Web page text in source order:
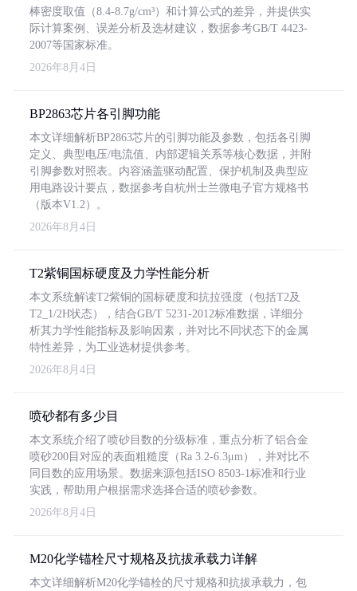
棒密度取值（8.4-8.7g/cm³）和计算公式的差异，并提供实
际计算案例、误差分析及选材建议，数据参考GB/T 4423-
2007等国家标准。
2026年8月4日
BP2863芯片各引脚功能
本文详细解析BP2863芯片的引脚功能及参数，包括各引脚
定义、典型电压/电流值、内部逻辑关系等核心数据，并附
引脚参数对照表。内容涵盖驱动配置、保护机制及典型应
用电路设计要点，数据参考自杭州士兰微电子官方规格书
（版本V1.2）。
2026年8月4日
T2紫铜国标硬度及力学性能分析
本文系统解读T2紫铜的国标硬度和抗拉强度（包括T2及
T2_1/2H状态），结合GB/T 5231-2012标准数据，详细分
析其力学性能指标及影响因素，并对比不同状态下的金属
特性差异，为工业选材提供参考。
2026年8月4日
喷砂都有多少目
本文系统介绍了喷砂目数的分级标准，重点分析了铝合金
喷砂200目对应的表面粗糙度（Ra 3.2-6.3μm），并对比不
同目数的应用场景。数据来源包括ISO 8503-1标准和行业
实践，帮助用户根据需求选择合适的喷砂参数。
2026年8月4日
M20化学锚栓尺寸规格及抗拔承载力详解
本文详细解析M20化学锚栓的尺寸规格和抗拔承载力，包